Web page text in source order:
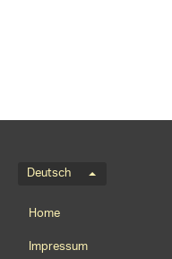
Sprachmenü
Deutsch
Home
Impressum